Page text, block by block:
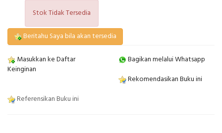
Stok Tidak Tersedia
Beritahu Saya bila akan tersedia
Masukkan ke Daftar
Keinginan
Bagikan melalui Whatsapp
Rekomendasikan Buku ini
Referensikan Buku ini